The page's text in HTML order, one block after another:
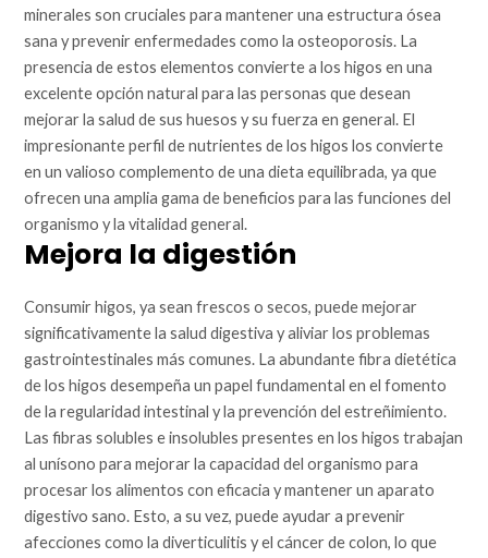
minerales son cruciales para mantener una estructura ósea
sana y prevenir enfermedades como la osteoporosis. La
presencia de estos elementos convierte a los higos en una
excelente opción natural para las personas que desean
mejorar la salud de sus huesos y su fuerza en general. El
impresionante perfil de nutrientes de los higos los convierte
en un valioso complemento de una dieta equilibrada, ya que
ofrecen una amplia gama de beneficios para las funciones del
organismo y la vitalidad general.
Mejora la digestión
Consumir higos, ya sean frescos o secos, puede mejorar
significativamente la salud digestiva y aliviar los problemas
gastrointestinales más comunes. La abundante fibra dietética
de los higos desempeña un papel fundamental en el fomento
de la regularidad intestinal y la prevención del estreñimiento.
Las fibras solubles e insolubles presentes en los higos trabajan
al unísono para mejorar la capacidad del organismo para
procesar los alimentos con eficacia y mantener un aparato
digestivo sano. Esto, a su vez, puede ayudar a prevenir
afecciones como la diverticulitis y el cáncer de colon, lo que